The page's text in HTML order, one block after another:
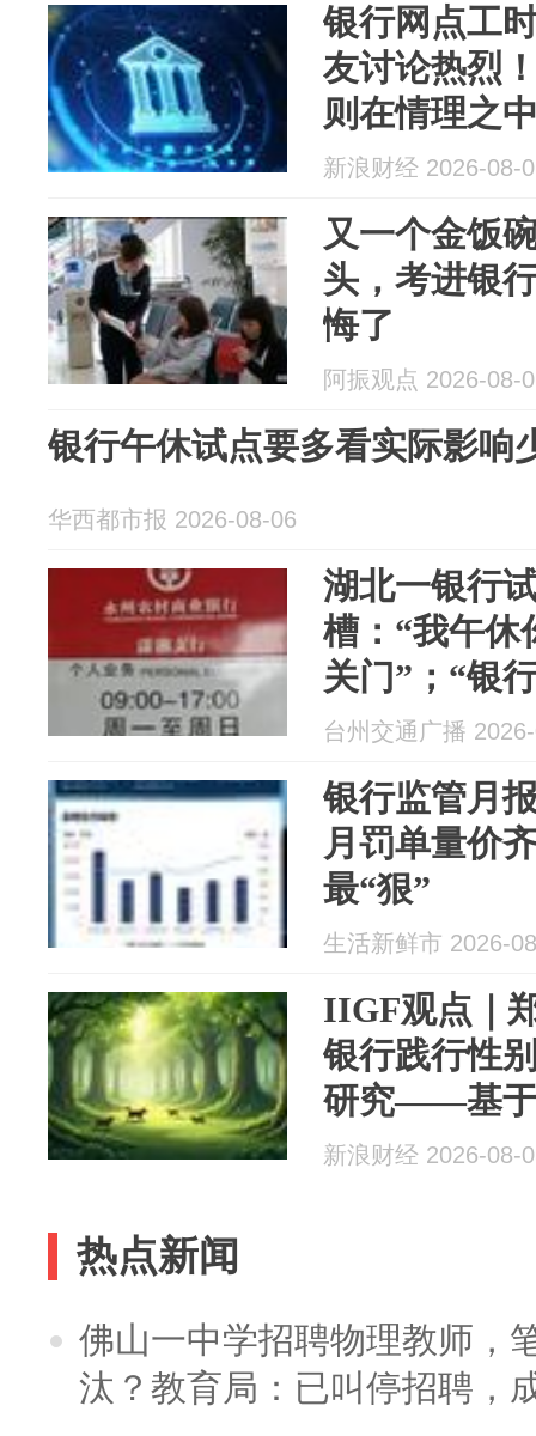
银行网点工
友讨论热烈
则在情理之
新浪财经 2026-08-
又一个金饭
头，考进银
悔了
阿振观点 2026-08-
银行午休试点要多看实际影响
华西都市报 2026-08-06
湖北一银行
槽：“我午休
关门”；“银
搜引热议
台州交通广播
银行监管月
月罚单量价
最“狠”
生活新鲜市 2026-
IIGF观点｜
银行践行性
研究——基于
实践分析
新浪财经 2026-08-
热点新闻
佛山一中学招聘物理教师，
汰？教育局：已叫停招聘，